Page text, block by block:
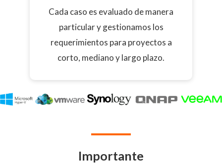
Cada caso es evaluado de manera
particular y gestionamos los
requerimientos para proyectos a
corto, mediano y largo plazo.
Importante